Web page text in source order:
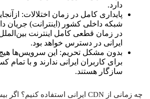
دارد.
پایداری کامل در زمان اختلالات:
شبکه داخلی کشور (اینترانت) جریان
در زمان قطعی کامل اینترنت بین‌الملل
ایرانی در دسترس خواهد بود.
بدون مشکل تحریم: این سرویس‌ها
برای کاربران ایرانی ندارند و با
سازگار هستند.